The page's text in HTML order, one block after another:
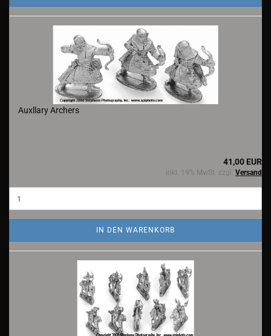
Auxllary Archers
41,00 EUR
inkl. 19% MwSt. zzgl. Versand
IN DEN WARENKORB